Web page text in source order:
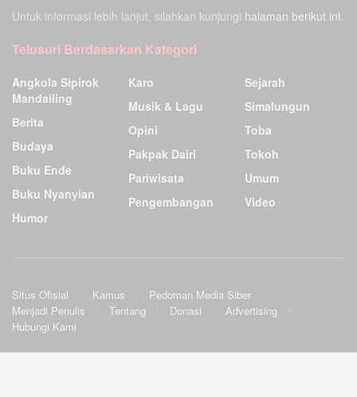
Untuk informasi lebih lanjut, silahkan kunjungi halaman berikut ini.
Telusuri Berdasarkan Kategori
Angkola Sipirok
Mandailing
Berita
Budaya
Buku Ende
Buku Nyanyian
Humor
Karo
Musik & Lagu
Opini
Pakpak Dairi
Pariwisata
Pengembangan
Sejarah
Simalungun
Toba
Tokoh
Umum
Video
Situs Ofisial Kamus
Pedoman Media Siber
Menjadi Penulis
Tentang Donasi
Advertising
Hubungi Kami
Ensiklopedia Budaya Batak.©2009Sunardo Panjaitan& G. Sahat. All